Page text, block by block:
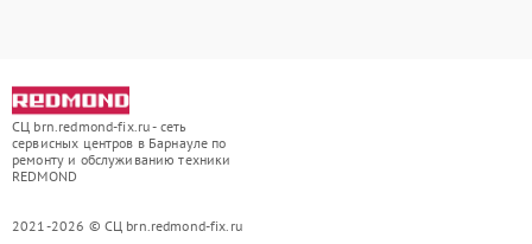
СЦ brn.redmond-fix.ru - сеть
сервисных центров в Барнауле по
ремонту и обслуживанию техники
REDMOND
2021-2026 © СЦ brn.redmond-fix.ru